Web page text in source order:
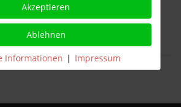
Akzeptieren
Ablehnen
Informationen | Impressum